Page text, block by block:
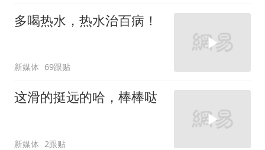
多喝热水，热水治百病！
新媒体 69跟贴
这滑的挺远的哈，棒棒哒
新媒体 2跟贴